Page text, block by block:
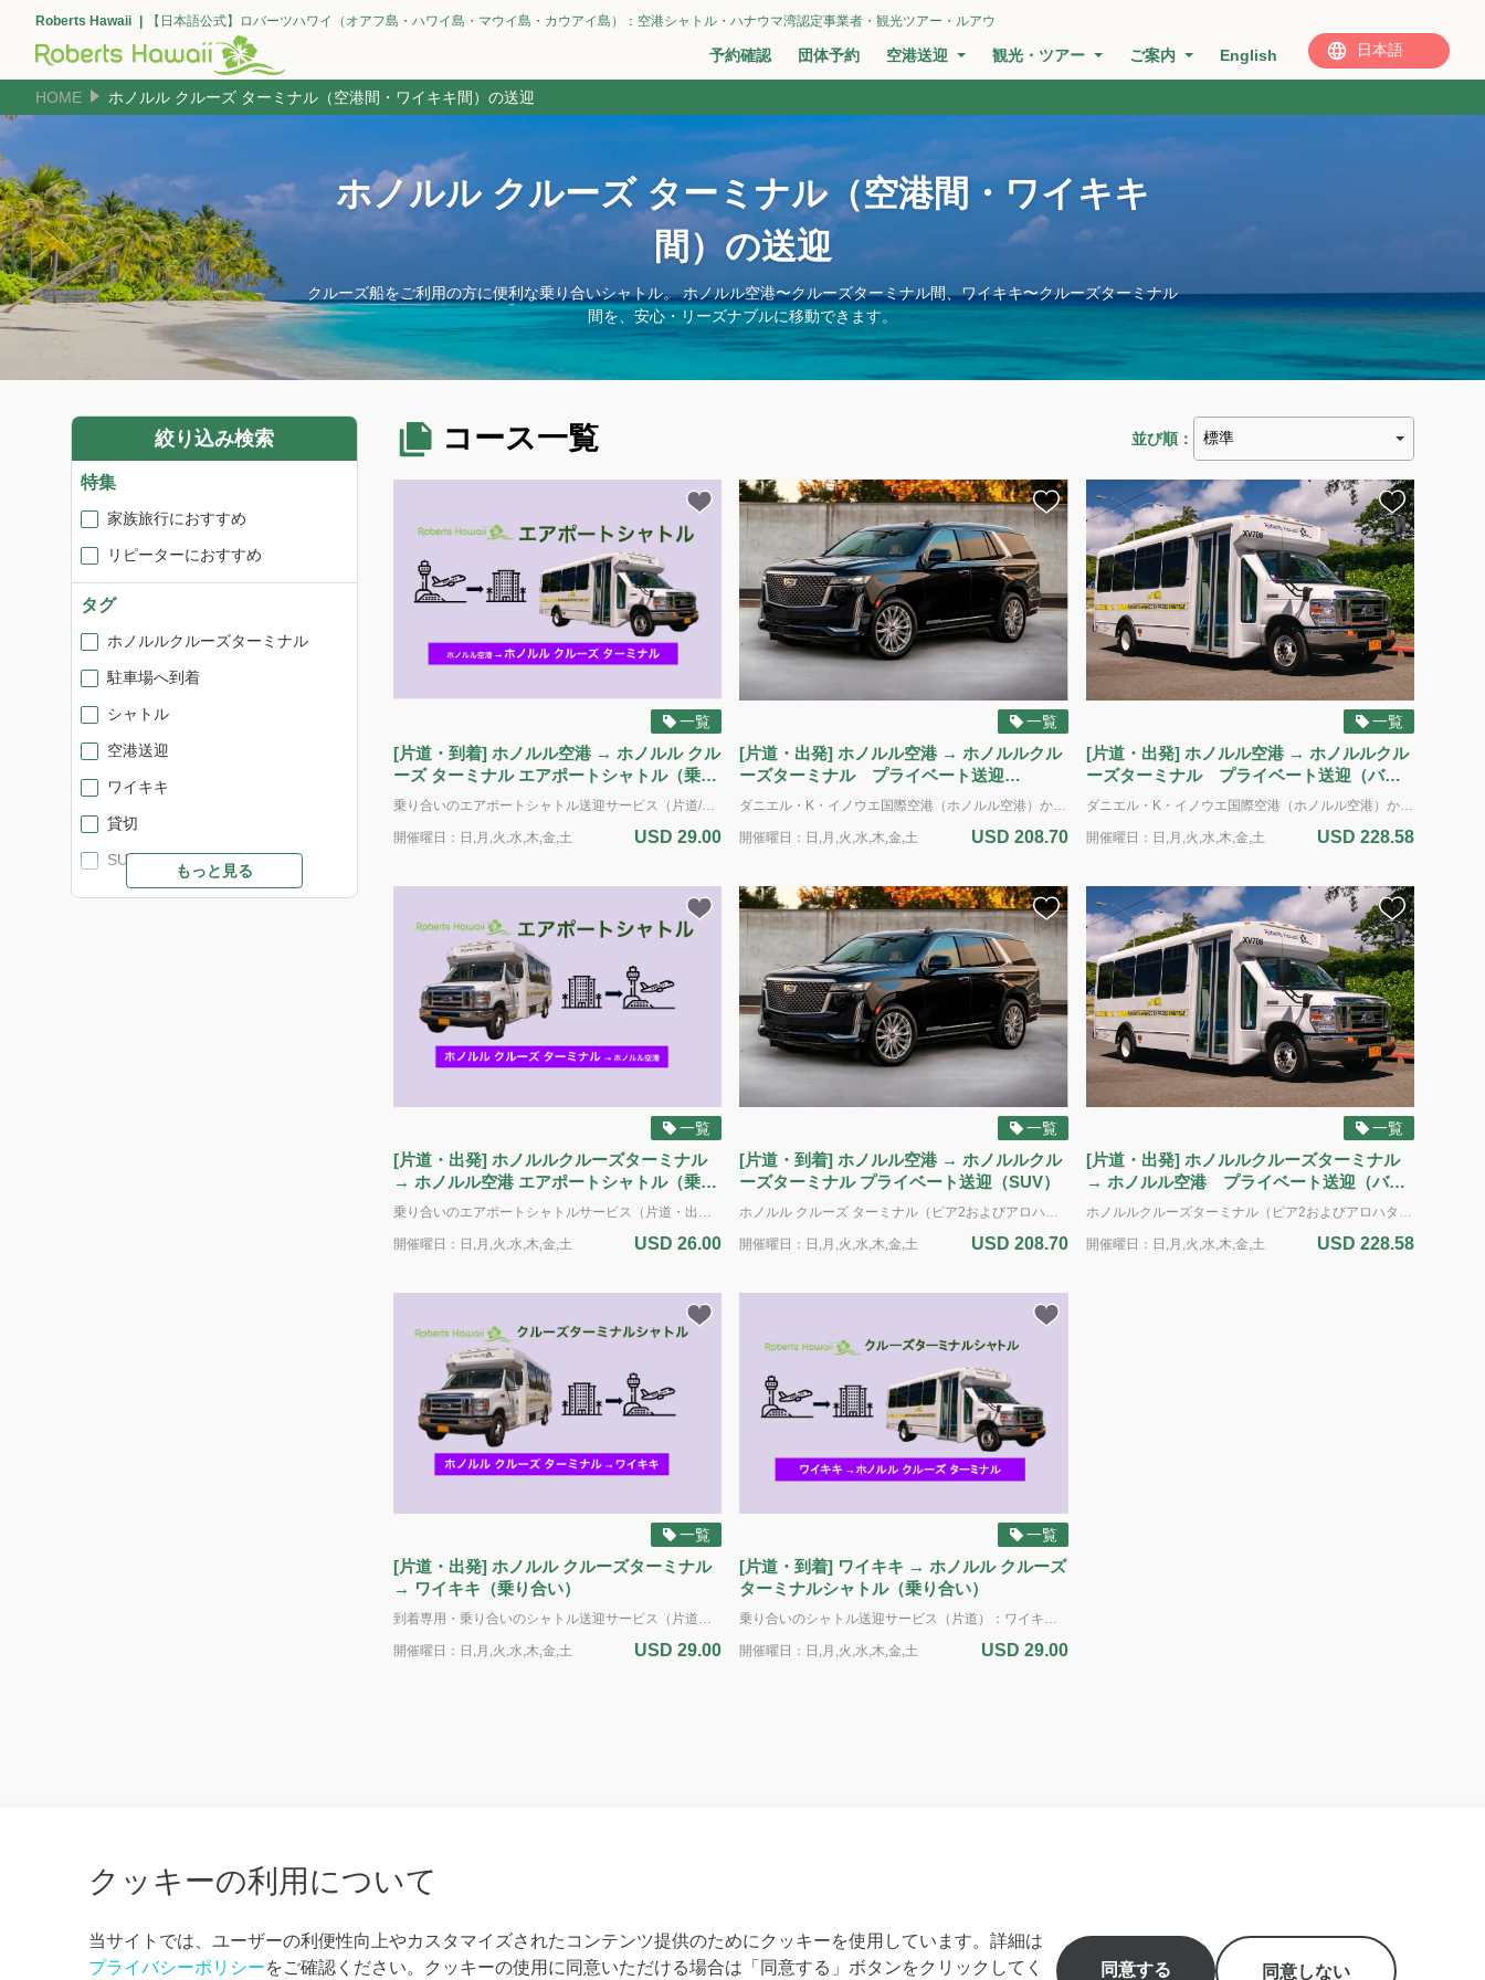
Roberts Hawaii 【日本語公式】ロバーツハワイ（オアフ島・ハワイ島・マウイ島・カウアイ島）：空港シャトル・ハナウマ湾認定事業者・観光ツアー・ルアウ
予約確認 団体予約 空港送迎 観光・ツアー ご案内 English
HOME ホノルル クルーズ ターミナル（空港間・ワイキキ間）の送迎
ホノルル クルーズ ターミナル（空港間・ワイキキ
間）の送迎
クルーズ船をご利用の方に便利な乗り合いシャトル。 ホノルル空港〜クルーズターミナル間、ワイキキ〜クルーズターミナル
間を、安心・リーズナブルに移動できます。
絞り込み検索
特集
家族旅行におすすめ
リピーターにおすすめ
タグ
ホノルルクルーズターミナル
駐車場へ到着
シャトル
空港送迎
ワイキキ
貸切
SUV
バン（定員14名）
もっと見る
コース一覧 並び順：
一覧
[片道・到着] ホノルル空港 → ホノルル クル
ーズ ターミナル エアポートシャトル（乗り
合い）
乗り合いのエアポートシャトル送迎サービス（片道/到着）：ダニエル・ケイ・イノウエ国際空港（ホノルル空港）からホノルル クルーズ ターミナル（ピア2およびアロハタワー周辺のピア10・11） へお送りします。 標準サイズのお荷物2個と手荷物1個までは追加料金なしに積載いただけます（ゴルフバッグは標準サイズの荷物とみなします） *追加サービス 追加の荷物 / ゴルフクラブ - $10.00 サーフボード（6フィート(182cm)以下） 重い大型の箱（50ポンド(22kg)以上）および楽器 - $25.00 自転車（解体された状態） / ウィンドサーフィンボード - $40.00 *ADA（アメリカの障害者法に基づく配慮）：車椅子のアシスタントが利用可能です。障害による特別な配慮が必要な場合は、予約時に具体的な要件をお知らせください。ご利用可能な車両に限りがあるため、ADA対応の車両の予約はサービス提供日時の最低7日前までに行う必要があります。障害のある旅行者のニーズに対応するため努めてまいります。 電動車椅子やスクーターの場合：車椅子とお客様の合計重量は500ポンド(226kg)を超えてはいけません。利用可能なプラットフォームの寸法は48インチ(121cm)×30インチ(76cm)です。また、ドライバーが荷室に運ぶことのできる最大重量は50ポンド(22kg)です。ご理解とご協力をお願いいたします。
開催曜日：日,月,火,水,木,金,土 USD 29.00
一覧
[片道・出発] ホノルル空港 → ホノルルクル
ーズターミナル プライベート送迎
（SUV）
ダニエル・K・イノウエ国際空港（ホノルル空港）からホノルル クルーズ ターミナル（ピア2およびアロハタワー周辺のピア10・11）へのプライベート送迎サービス（片道）。 到着専用 車種：SUV（専用車） 定員：最大5名様（標準サイズの荷物6個まで） *追加のバッグ、大型の荷物、サーフボード、または自転車の持ち込みはできません。
開催曜日：日,月,火,水,木,金,土 USD 208.70
一覧
[片道・出発] ホノルル空港 → ホノルルクル
ーズターミナル プライベート送迎（バ
ン・定員14名）
ダニエル・K・イノウエ国際空港（ホノルル空港）からホノルルクルーズターミナル（ピア2およびアロハタワー周辺のピア10・11）へのプライベート送迎サービス。 到着専用 車種： バン 定員： 最大14名様（標準サイズの荷物14個まで） *追加のバッグ、大型の荷物、サーフボード、または自転車の持ち込みはできません。 *ADA（アメリカの障害者法に基づく配慮）：車椅子のアシスタントが利用可能です。障害による特別な配慮が必要な場合は、予約時に具体的な要件をお知らせください。ご利用可能な車両に限りがあるため、ADA対応の車両の予約はサービス提供日時の最低7日前までに行う必要があります。障害のある旅行者のニーズに対応するため努めてまいります。 電動車椅子やスクーターの場合：車椅子とお客様の合計重量は500ポンド(226kg)を超えてはいけません。利用可能なプラットフォームの寸法は48インチ(121cm)×30インチ(76cm)です。また、ドライバーが荷室に運ぶことのできる最大重量は50ポンド(22kg)です。ご理解とご協力をお願いいたします。
開催曜日：日,月,火,水,木,金,土 USD 228.58
一覧
[片道・出発] ホノルルクルーズターミナル
→ ホノルル空港 エアポートシャトル（乗り
合い）
乗り合いのエアポートシャトルサービス（片道・出発）：ホノルルクルーズターミナル（ピア2およびアロハタワー周辺のピア10・11）からダニエル・ケイ・イノウエ国際空港へお送りします。 標準サイズのお荷物2個と手荷物1個までは追加料金なしに積載いただけます（ゴルフバッグは標準サイズの荷物とみなします） *ADA（アメリカの障害者法に基づく配慮）：車椅子のアシスタントが利用可能です。障害による特別な配慮が必要な場合は、予約時に具体的な要件をお知らせください。ご利用可能な車両に限りがあるため、ADA対応の車両の予約はサービス提供日時の最低7日前までに行う必要があります。障害のある旅行者のニーズに対応するため努めてまいります。 電動車椅子やスクーターの場合：車椅子とお客様の合計重量は500ポンド(226kg)を超えてはいけません。利用可能なプラットフォームの寸法は48インチ(121cm)×30インチ(76cm)です。また、ドライバーが荷室に運ぶことのできる最大重量は50ポンド(22kg)です。ご理解とご協力をお願いいたします。
開催曜日：日,月,火,水,木,金,土 USD 26.00
一覧
[片道・到着] ホノルル空港 → ホノルルクル
ーズターミナル プライベート送迎（SUV）
ホノルル クルーズ ターミナル（ピア2およびアロハタワー周辺のピア10・11）からダニエル・K・イノウエ国際空港（ホノルル空港）へのプライベート送迎サービス（片道）。 到着専用 車種：SUV（専用車） 定員：最大5名様（標準サイズの荷物6個まで） *追加のバッグ、大型の荷物、サーフボード、または自転車の持ち込みはできません。
開催曜日：日,月,火,水,木,金,土 USD 208.70
一覧
[片道・出発] ホノルルクルーズターミナル
→ ホノルル空港 プライベート送迎（バ
ン・定員14名）
ホノルルクルーズターミナル（ピア2およびアロハタワー周辺のピア10・11）からダニエル・K・イノウエ国際空港（ホノルル空港）へのプライベート送迎サービス。 出発専用 車種： バン 定員： 最大14名様（標準サイズの荷物14個まで） *追加のバッグ、大型の荷物、サーフボード、または自転車の持ち込みはできません。 *ADA（アメリカの障害者法に基づく配慮）：車椅子のアシスタントが利用可能です。障害による特別な配慮が必要な場合は、予約時に具体的な要件をお知らせください。ご利用可能な車両に限りがあるため、ADA対応の車両の予約はサービス提供日時の最低7日前までに行う必要があります。障害のある旅行者のニーズに対応するため努めてまいります。 電動車椅子やスクーターの場合：車椅子とお客様の合計重量は500ポンド(226kg)を超えてはいけません。利用可能なプラットフォームの寸法は48インチ(121cm)×30インチ(76cm)です。また、ドライバーが荷室に運ぶことのできる最大重量は50ポンド(22kg)です。ご理解とご協力をお願いいたします。
開催曜日：日,月,火,水,木,金,土 USD 228.58
一覧
[片道・出発] ホノルル クルーズターミナル
→ ワイキキ（乗り合い）
到着専用・乗り合いのシャトル送迎サービス（片道）：ホノルル クルーズターミナル（ピア2およびアロハタワー周辺のピア10・11）からワイキキのリゾート/宿泊施設へお送りします。 標準サイズのお荷物2個と手荷物1個までは追加料金なしに積載いただけます（ゴルフバッグは標準サイズの荷物とみなします） *追加サービス 追加の荷物 / ゴルフクラブ - $10.00 サーフボード（6フィート(182cm)以下） 重い大型の箱（50ポンド(22kg)以上）および楽器 - $25.00 自転車（解体された状態） / ウィンドサーフィンボード - $40.00 *ADA（アメリカの障害者法に基づく配慮）：車椅子のアシスタントが利用可能です。障害による特別な配慮が必要な場合は、予約時に具体的な要件をお知らせください。ご利用可能な車両に限りがあるため、ADA対応の車両の予約はサービス提供日時の最低7日前までに行う必要があります。障害のある旅行者のニーズに対応するため努めてまいります。 電動車椅子やスクーターの場合：車椅子とお客様の合計重量は500ポンド(226kg)を超えてはいけません。利用可能なプラットフォームの寸法は48インチ(121cm)×30インチ(76cm)です。また、ドライバーが荷室に運ぶことのできる最大重量は50ポンド(22kg)です。ご理解とご協力をお願いいたします。
開催曜日：日,月,火,水,木,金,土 USD 29.00
一覧
[片道・到着] ワイキキ → ホノルル クルーズ
ターミナルシャトル（乗り合い）
乗り合いのシャトル送迎サービス（片道）：ワイキキのリゾート/宿泊施設からホノルル クルーズ ターミナル（ピア2およびアロハタワー周辺のピア10・11）へお送りします。 到着専用 標準サイズのお荷物2個と手荷物1個までは追加料金なしに積載いただけます（ゴルフバッグは標準サイズの荷物とみなします） *追加サービス 追加の荷物 / ゴルフクラブ - $10.00 サーフボード（6フィート(182cm)以下） 重い大型の箱（50ポンド(22kg)以上）および楽器 - $25.00 自転車（解体された状態） / ウィンドサーフィンボード - $40.00 *ADA（アメリカの障害者法に基づく配慮）：車椅子のアシスタントが利用可能です。障害による特別な配慮が必要な場合は、予約時に具体的な要件をお知らせください。ご利用可能な車両に限りがあるため、ADA対応の車両の予約はサービス提供日時の最低7日前までに行う必要があります。障害のある旅行者のニーズに対応するため努めてまいります。 電動車椅子やスクーターの場合：車椅子とお客様の合計重量は500ポンド(226kg)を超えてはいけません。利用可能なプラットフォームの寸法は48インチ(121cm)×30インチ(76cm)です。また、ドライバーが荷室に運ぶことのできる最大重量は50ポンド(22kg)です。ご理解とご協力をお願いいたします。
開催曜日：日,月,火,水,木,金,土 USD 29.00
【日本語窓口: +1(808) 954-8637 】【英語窓口: +1(808) 439-8800
Roberts Hawaii, Inc. 438 Hobron Lane, Suite 500 Honolulu, Hawaii
96815
特定商取引
アロハ！👋私はバーチャルアシスタントで
クッキーの利用について
当サイトでは、ユーザーの利便性向上やカスタマイズされたコンテンツ提供のためにクッキーを使用しています。詳細は
プライバシーポリシーをご確認ください。クッキーの使用に同意いただける場合は「同意する」ボタンをクリックしてく 同意する 同意しない